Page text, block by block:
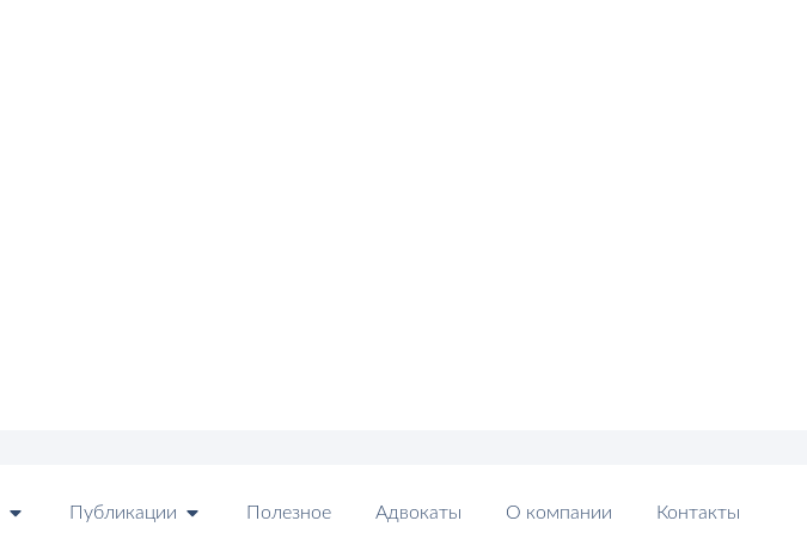
Публикации Полезное Адвокаты О компании Контакты